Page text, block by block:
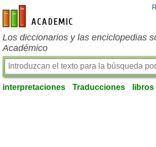
es-academic.com
Los diccionarios y las enciclopedias
Académico
interpretaciones Traducciones libros